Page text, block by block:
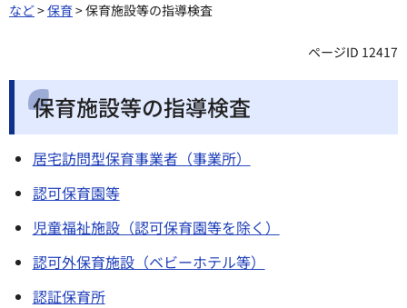
など>保育 > 保育施設等の指導検査
ページID 12417
保育施設等の指導検査
居宅訪問型保育事業者（事業所）
認可保育園等
児童福祉施設（認可保育園等を除く）
認可外保育施設（ベビーホテル等）
認証保育所